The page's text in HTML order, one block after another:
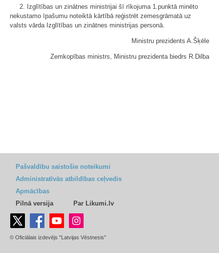
2. Izglītības un zinātnes ministrijai šī rīkojuma 1.punktā minēto
nekustamo īpašumu noteiktā kārtībā reģistrēt zemesgrāmatā uz
valsts vārda Izglītības un zinātnes ministrijas personā.
Ministru prezidents A.Šķēle
Zemkopības ministrs, Ministru prezidenta biedrs R.Dilba
Pašvaldību saistošie noteikumi
Administratīvās atbildības ceļvedis
Apmācības
Pilnā versija
Par Likumi.lv
© Oficiālais izdevējs "Latvijas Vēstnesis"